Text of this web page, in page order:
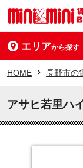
エリアから探す
HOME 長野市の
アサヒ若里ハ